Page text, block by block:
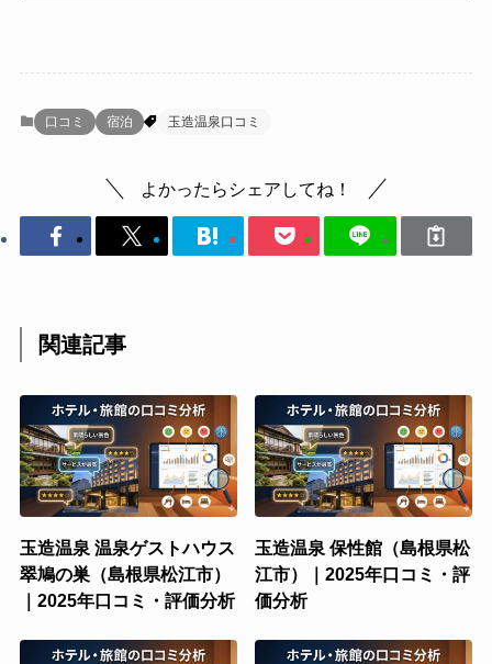
口コミ 宿泊 玉造温泉口コミ
よかったらシェアしてね！
関連記事
玉造温泉 温泉ゲストハウス
翠鳩の巣（島根県松江市）
｜2025年口コミ・評価分析
玉造温泉 保性館（島根県松
江市）｜2025年口コミ・評
価分析